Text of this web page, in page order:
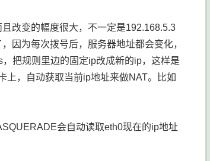
改变的幅度很大，不一定是192.168.5.3
因为每次拨号后，服务器地址都会变化，
把规则里边的固定ip改成新的ip，这样是
上，自动获取当前ip地址来做NAT。比如
会自动读取eth0现在的ip地址